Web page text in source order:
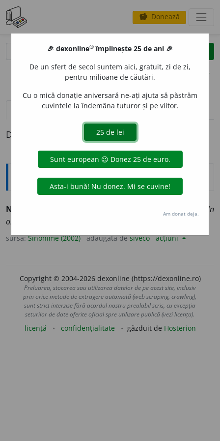
savings Donează
clear
opțiuni
definiții (1) pronunțievolume_up (50)
Definiția cu ID-ul 196133:
Sinonime
NEFERIC
(Un
om tare ~.)
sursa:Sinonime (2002) adăugată desiveco acțiuni
Copyright © 2004-2026 dexonline (https://dexonline.ro)
Preluarea, stocarea sau utilizarea datelor de pe acest site, inclusiv
prin orice metode de extragere automată (web scraping, crawling),
sunt strict interzise fără acordul nostru prealabil scris, cu excepția
seturilor de date oferite oficial spre utilizare publică (vezi licența).
licență confidențialitate găzduit de Hosterion
🎉 dexonline® împlinește 25 de ani 🎉
De un sfert de secol suntem aici, gratuit, zi de zi,
pentru milioane de căutări.
Cu o mică donație aniversară ne-ați ajuta să păstrăm
cuvintele la îndemâna tuturor și pe viitor.
Am donat deja.